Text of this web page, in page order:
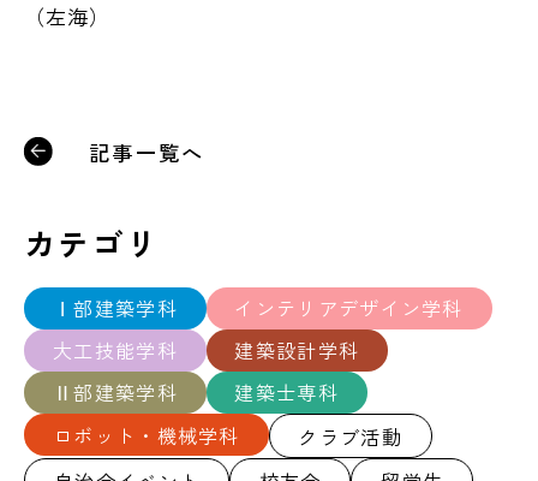
（左海）
記事一覧へ
カテゴリ
Ⅰ部建築学科
インテリアデザイン学科
大工技能学科
建築設計学科
Ⅱ部建築学科
建築士専科
ロボット・機械学科
クラブ活動